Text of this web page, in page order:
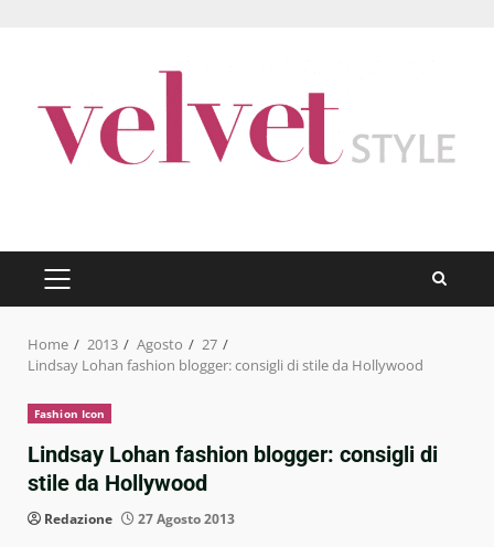
PRIMARY
MENU
Home 2013 Agosto
27
Lindsay Lohan fashion blogger: consigli di stile da Hollywood
Fashion Icon
Lindsay Lohan fashion blogger: consigli di
stile da Hollywood
Redazione 27 Agosto 2013